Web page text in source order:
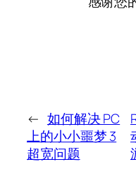
← 如何解决 PC
上的小小噩梦 3
超宽问题